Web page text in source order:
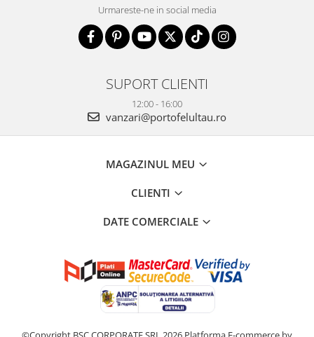
Urmareste-ne in social media
SUPORT CLIENTI
12:00 - 16:00
vanzari@portofelultau.ro
MAGAZINUL MEU
CLIENTI
DATE COMERCIALE